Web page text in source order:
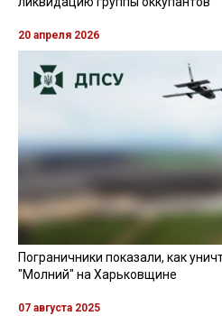
20 апреля 2026
Пограничники показали, как
"Молний" на Харьковщине
07 августа 2025